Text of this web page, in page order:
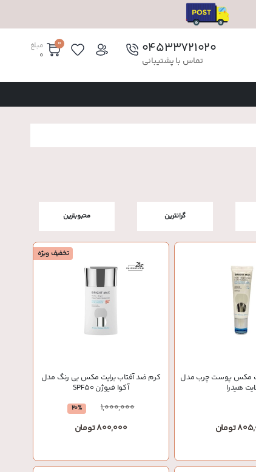
۰۴۵۳۳۷۲۱۰۲۰
تماس با پشتیبانی
مبلغ
0
0
گرانترین محبوبترین
مکس پوست چرب مدل
هیدرا
تومان
تخفیف ویژه
کرم ضد آفتاب برایت مکس بی رنگ مدل
آکوا فیوژن SPF50
1,000,000
20%
800,000 تومان